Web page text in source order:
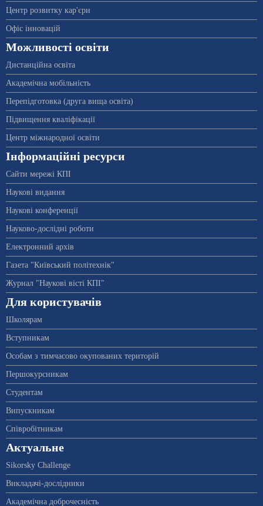
Центр розвитку кар'єри
Офіс інновацій
Можливості освіти
Дистанційна освіта
Академічна мобільність
Перепідготовка (друга вища освіта)
Підвищення кваліфікації
Центр міжнародної освіти
Інформаційні ресурси
Сайти мережі КПІ
Наукові видання
Наукові конференції
Науково-дослідні роботи
Електронний архів
Газета "Київський політехнік"
Журнал "Наукові вісті КПІ"
Для користувачів
Школярам
Вступникам
Особам з тимчасово окупованих територій
Першокурсникам
Студентам
Випускникам
Співробітникам
Актуальне
Sikorsky Challenge
Викладачі-дослідники
Академічна доброчесність